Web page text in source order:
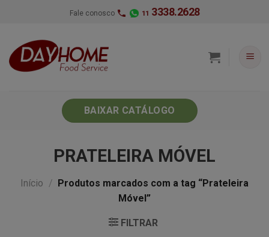
Fale conosco 11 3338.2628
BAIXAR CATÁLOGO
PRATELEIRA MÓVEL
Início /
Produtos marcados com a tag “Prateleira
Móvel”
FILTRAR